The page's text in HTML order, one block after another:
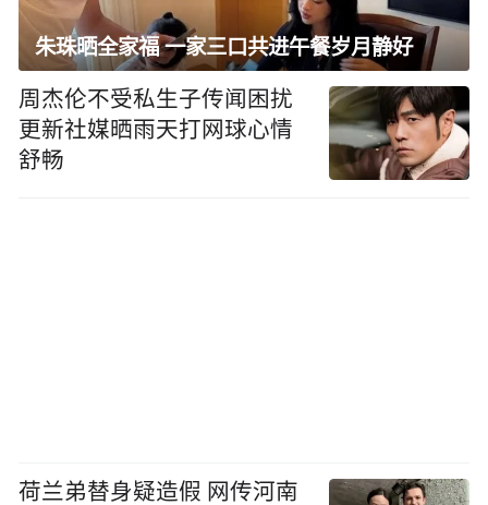
朱珠晒全家福 一家三口共进午餐岁月静好
周杰伦不受私生子传闻困扰
更新社媒晒雨天打网球心情
舒畅
荷兰弟替身疑造假 网传河南